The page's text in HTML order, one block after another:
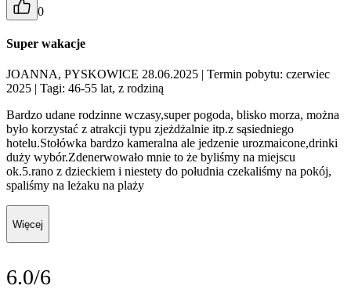
0
Super wakacje
JOANNA, PYSKOWICE 28.06.2025
| Termin pobytu: czerwiec
2025 | Tagi: 46-55 lat, z rodziną
Bardzo udane rodzinne wczasy,super pogoda, blisko morza, można
było korzystać z atrakcji typu zjeżdżalnie itp.z sąsiedniego
hotelu.Stołówka bardzo kameralna ale jedzenie urozmaicone,drinki
duży wybór.Zdenerwowało mnie to że byliśmy na miejscu
ok.5.rano z dzieckiem i niestety do południa czekaliśmy na pokój,
spaliśmy na leżaku na plaży
Więcej
6.0/6